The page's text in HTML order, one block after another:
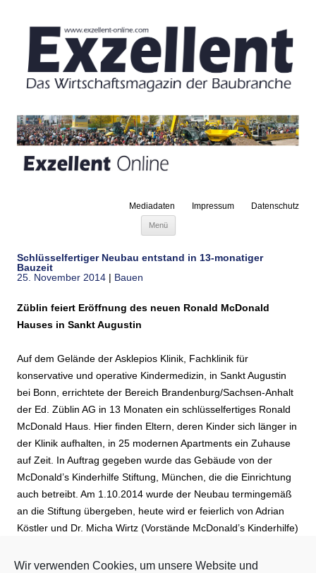
Mediadaten Impressum Datenschutz
Menü
Schlüsselfertiger Neubau entstand in 13-monatiger
Bauzeit
25. November 2014 | Bauen
Züblin feiert Eröffnung des neuen Ronald McDonald
Hauses in Sankt Augustin
Auf dem Gelände der Asklepios Klinik, Fachklinik für
konservative und operative Kindermedizin, in Sankt Augustin
bei Bonn, errichtete der Bereich Brandenburg/Sachsen-Anhalt
der Ed. Züblin AG in 13 Monaten ein schlüsselfertiges Ronald
McDonald Haus. Hier finden Eltern, deren Kinder sich länger in
der Klinik aufhalten, in 25 modernen Apartments ein Zuhause
auf Zeit. In Auftrag gegeben wurde das Gebäude von der
McDonald’s Kinderhilfe Stiftung, München, die die Einrichtung
auch betreibt. Am 1.10.2014 wurde der Neubau termingemäß
an die Stiftung übergeben, heute wird er feierlich von Adrian
Köstler und Dr. Micha Wirtz (Vorstände McDonald’s Kinderhilfe)
darunter Ute Schäfer (Ministerin für Familie, Jugend, Kultur
Wir verwenden Cookies, um unsere Website und